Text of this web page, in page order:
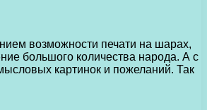
возможности печати на шарах,
большого количества народа. А с
картинок и пожеланий. Так